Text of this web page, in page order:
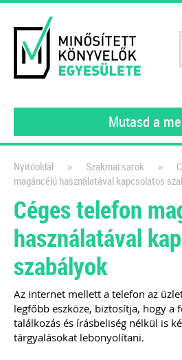
Mutasd a
200
által
össze. A
Nyitóoldal » Szakmai sarok »
magáncélú használatával kapcsolatos
Céges telefon
használatával
szabályok
Az internet mellett a telefon az
legfőbb eszköze, biztosítja, hogy a
találkozás és írásbeliség nélkül is
tárgyalásokat lebonyolítani.